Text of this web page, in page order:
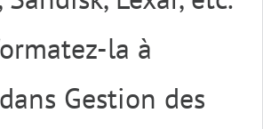
la à
Gestion des